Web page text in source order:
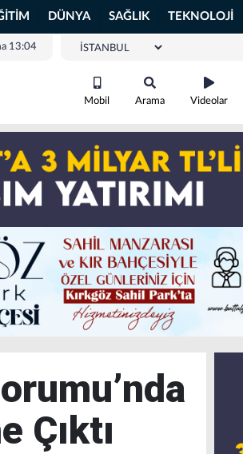
DÜNYA SAĞLIK TEKNOLOJİ
13:04
Mobil Arama Videolar
Çıktı